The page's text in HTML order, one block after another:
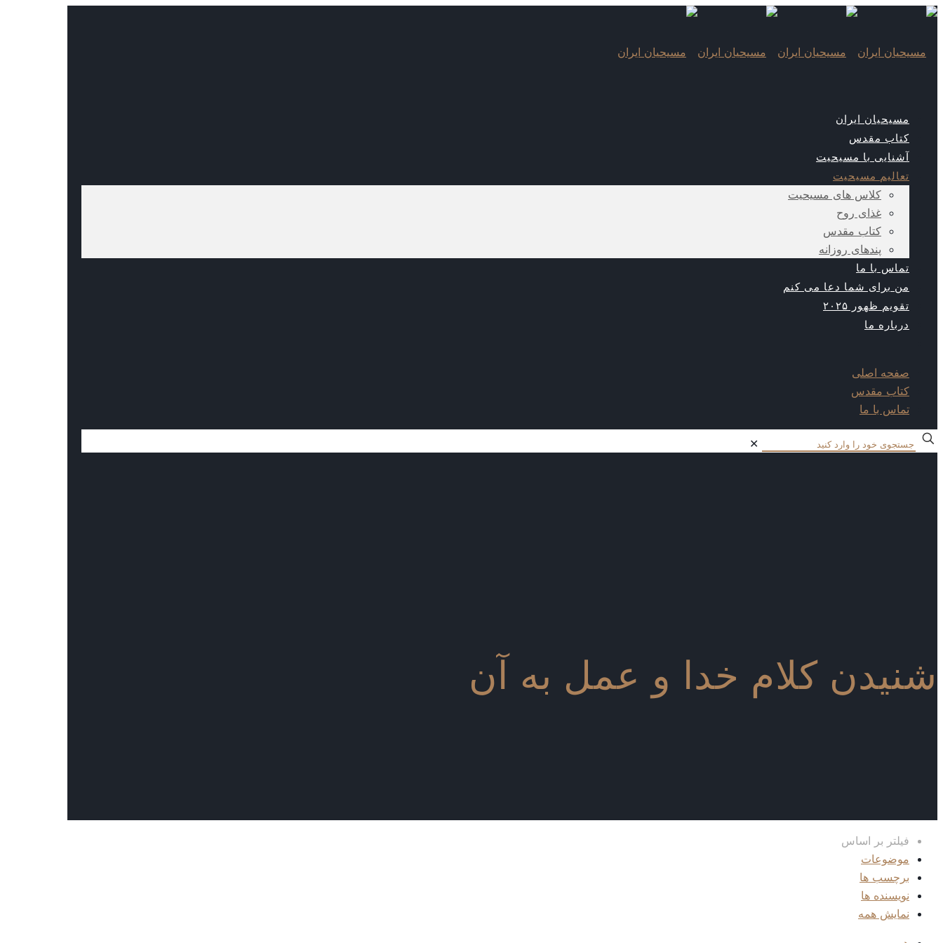
مسیحیان ایران
کتاب مقدس
آشنایی با مسیحیت
تعالیم مسیحیت
کلاس های مسیحیت
غذای روح
کتاب مقدس
پندهای روزانه
تماس با ما
من برای شما دعا می کنم
تقویم ظهور ۲۰۲۵
درباره ما
صفحه اصلی
کتاب مقدس
تماس با ما
✕
شنیدن کلام خدا و عمل به آن
فیلتر بر اساس
موضوعات
برچسب ها
نویسنده ها
نمایش همه